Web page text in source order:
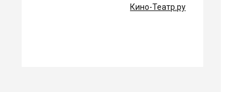
Кино-Театр.ру